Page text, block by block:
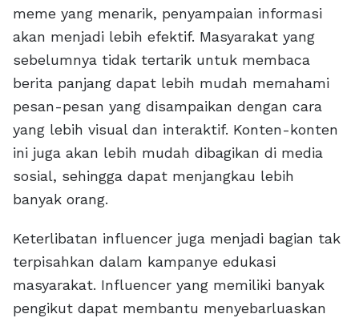
meme yang menarik, penyampaian informasi
akan menjadi lebih efektif. Masyarakat yang
sebelumnya tidak tertarik untuk membaca
berita panjang dapat lebih mudah memahami
pesan-pesan yang disampaikan dengan cara
yang lebih visual dan interaktif. Konten-konten
ini juga akan lebih mudah dibagikan di media
sosial, sehingga dapat menjangkau lebih
banyak orang.
Keterlibatan influencer juga menjadi bagian tak
terpisahkan dalam kampanye edukasi
masyarakat. Influencer yang memiliki banyak
pengikut dapat membantu menyebarluaskan